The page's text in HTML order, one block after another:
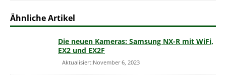
Ähnliche Artikel
Die neuen Kameras: Samsung NX-R mit WiFi,
EX2 und EX2F
Aktualisiert:November 6, 2023